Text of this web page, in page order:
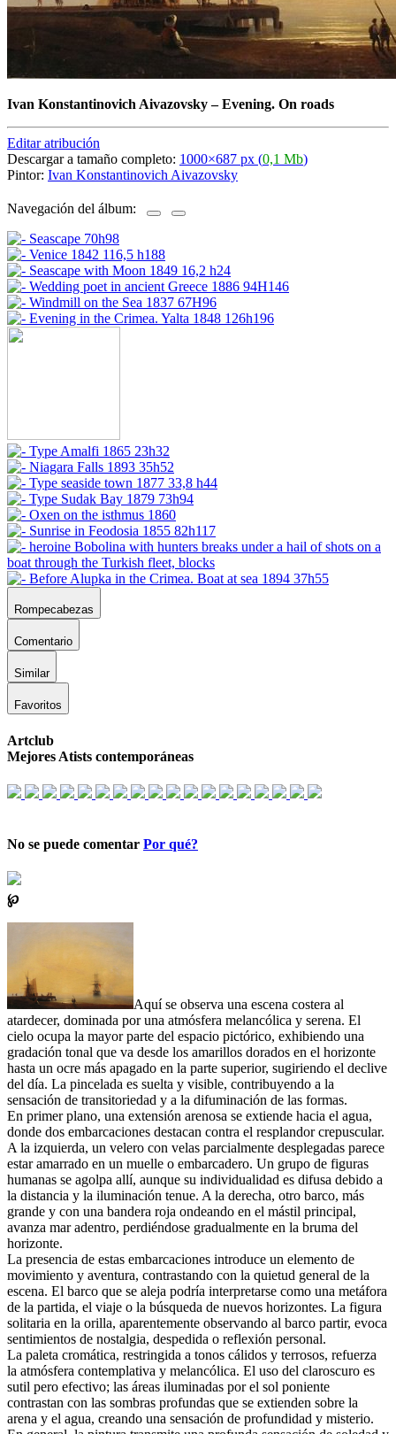
Ivan Konstantinovich Aivazovsky–Evening. On roads
Editar atribución
Descargar a tamaño completo: 1000×687 px (0,1 Mb)
Pintor: Ivan Konstantinovich Aivazovsky
Navegación del álbum:
Rompecabezas
Comentario
Similar
Favoritos
Artclub
Mejores Atists contemporáneas
No se puede comentar Por qué?
℘
Aquí se observa una escena costera al
atardecer, dominada por una atmósfera melancólica y serena. El
cielo ocupa la mayor parte del espacio pictórico, exhibiendo una
gradación tonal que va desde los amarillos dorados en el horizonte
hasta un ocre más apagado en la parte superior, sugiriendo el declive
del día. La pincelada es suelta y visible, contribuyendo a la
sensación de transitoriedad y a la difuminación de las formas.
En primer plano, una extensión arenosa se extiende hacia el agua,
donde dos embarcaciones destacan contra el resplandor crepuscular.
A la izquierda, un velero con velas parcialmente desplegadas parece
estar amarrado en un muelle o embarcadero. Un grupo de figuras
humanas se agolpa allí, aunque su individualidad es difusa debido a
la distancia y la iluminación tenue. A la derecha, otro barco, más
grande y con una bandera roja ondeando en el mástil principal,
avanza mar adentro, perdiéndose gradualmente en la bruma del
horizonte.
La presencia de estas embarcaciones introduce un elemento de
movimiento y aventura, contrastando con la quietud general de la
escena. El barco que se aleja podría interpretarse como una metáfora
de la partida, el viaje o la búsqueda de nuevos horizontes. La figura
solitaria en la orilla, aparentemente observando al barco partir, evoca
sentimientos de nostalgia, despedida o reflexión personal.
La paleta cromática, restringida a tonos cálidos y terrosos, refuerza
la atmósfera contemplativa y melancólica. El uso del claroscuro es
sutil pero efectivo; las áreas iluminadas por el sol poniente
contrastan con las sombras profundas que se extienden sobre la
arena y el agua, creando una sensación de profundidad y misterio.